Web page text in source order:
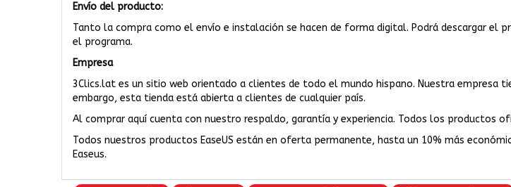
Envío del producto:
Tanto la compra como el envío e instalación se hacen de forma digital. Podrá descargar el
el programa.
Empresa
3Clics.lat es un sitio web orientado a clientes de todo el mundo hispano. Nuestra empresa
embargo, esta tienda está abierta a clientes de cualquier país.
Al comprar aquí cuenta con nuestro respaldo, garantía y experiencia. Todos los productos
Todos nuestros productos EaseUS están en oferta permanente, hasta un 10% más
Easeus.